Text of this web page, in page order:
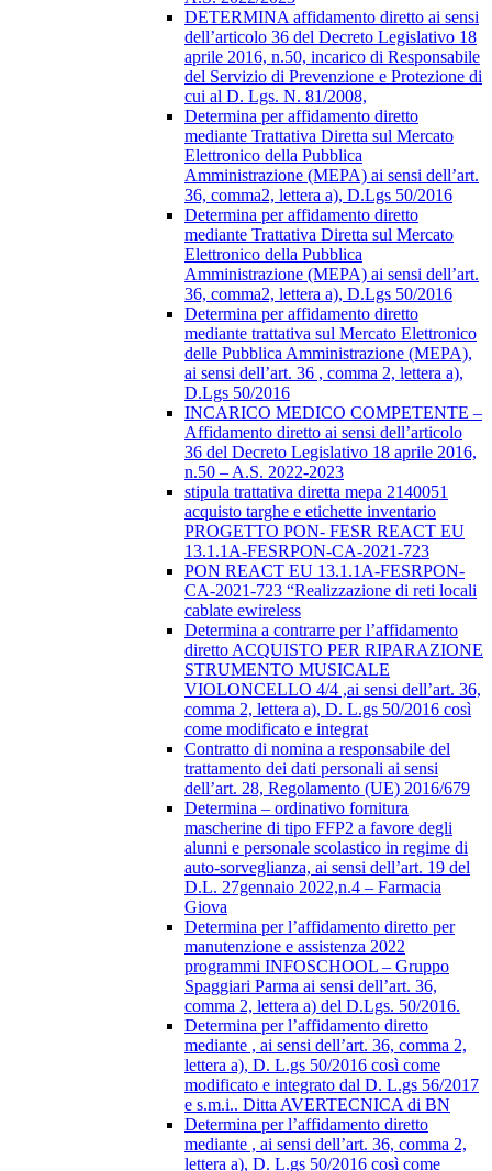
DETERMINA affidamento diretto ai sensi
dell’articolo 36 del Decreto Legislativo 18
aprile 2016, n.50, incarico di Responsabile
del Servizio di Prevenzione e Protezione di
cui al D. Lgs. N. 81/2008,
Determina per affidamento diretto
mediante Trattativa Diretta sul Mercato
Elettronico della Pubblica
Amministrazione (MEPA) ai sensi dell’art.
36, comma2, lettera a), D.Lgs 50/2016
Determina per affidamento diretto
mediante Trattativa Diretta sul Mercato
Elettronico della Pubblica
Amministrazione (MEPA) ai sensi dell’art.
36, comma2, lettera a), D.Lgs 50/2016
Determina per affidamento diretto
mediante trattativa sul Mercato Elettronico
delle Pubblica Amministrazione (MEPA),
ai sensi dell’art. 36 , comma 2, lettera a),
D.Lgs 50/2016
INCARICO MEDICO COMPETENTE –
Affidamento diretto ai sensi dell’articolo
36 del Decreto Legislativo 18 aprile 2016,
n.50 – A.S. 2022-2023
stipula trattativa diretta mepa 2140051
acquisto targhe e etichette inventario
PROGETTO PON- FESR REACT EU
13.1.1A-FESRPON-CA-2021-723
PON REACT EU 13.1.1A-FESRPON-
CA-2021-723 “Realizzazione di reti locali
cablate ewireless
Determina a contrarre per l’affidamento
diretto ACQUISTO PER RIPARAZIONE
STRUMENTO MUSICALE
VIOLONCELLO 4/4 ,ai sensi dell’art. 36,
comma 2, lettera a), D. L.gs 50/2016 così
come modificato e integrat
Contratto di nomina a responsabile del
trattamento dei dati personali ai sensi
dell’art. 28, Regolamento (UE) 2016/679
Determina – ordinativo fornitura
mascherine di tipo FFP2 a favore degli
alunni e personale scolastico in regime di
auto-sorveglianza, ai sensi dell’art. 19 del
D.L. 27gennaio 2022,n.4 – Farmacia
Giova
Determina per l’affidamento diretto per
manutenzione e assistenza 2022
programmi INFOSCHOOL – Gruppo
Spaggiari Parma ai sensi dell’art. 36,
comma 2, lettera a) del D.Lgs. 50/2016.
Determina per l’affidamento diretto
mediante , ai sensi dell’art. 36, comma 2,
lettera a), D. L.gs 50/2016 così come
modificato e integrato dal D. L.gs 56/2017
e s.m.i.. Ditta AVERTECNICA di BN
Determina per l’affidamento diretto
mediante , ai sensi dell’art. 36, comma 2,
lettera a), D. L.gs 50/2016 così come